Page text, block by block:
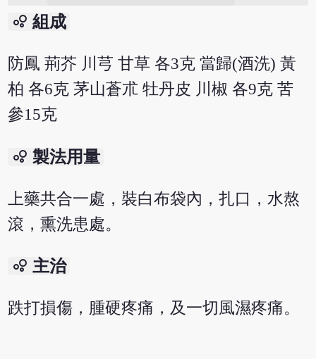
bubble_chart 組成
防鳳 荊芥 川芎 甘草 各3克 當歸(酒洗) 黃
柏 各6克 茅山蒼朮 牡丹皮 川椒 各9克 苦
參15克
bubble_chart 製法用量
上藥共合一處，裝白布袋內，扎口，水熬
滾，熏洗患處。
bubble_chart 主治
跌打損傷，腫硬疼痛，及一切風濕疼痛。